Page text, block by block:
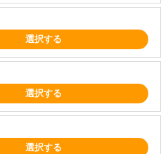
選択する
選択する
選択する